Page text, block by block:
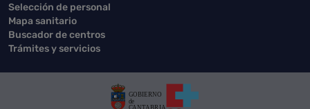
Selección de personal
Mapa sanitario
Buscador de centros
Trámites y servicios